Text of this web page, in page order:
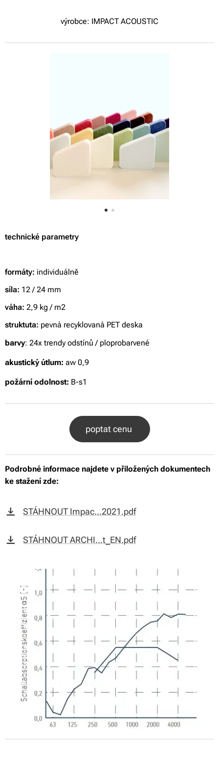
výrobce: IMPACT ACOUSTIC
technické parametry
formáty: individuálně
síla: 12 / 24 mm
váha: 2,9 kg / m2
struktuta: pevná recyklovaná PET deska
barvy: 24x trendy odstínů / ploprobarvené
akustický útlum: aw 0,9
požární odolnost: B-s1
poptat cenu
Podrobné informace najdete v přiložených dokumentech
ke stažení zde:
STÁHNOUT Impac...2021.pdf
STÁHNOUT ARCHI...t_EN.pdf